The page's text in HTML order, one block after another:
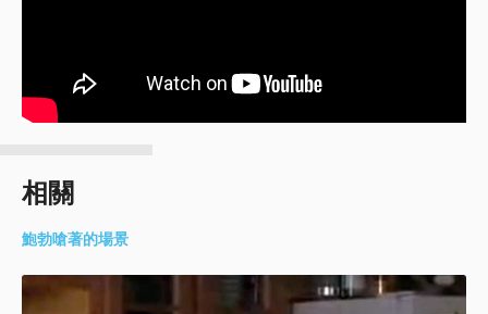
相關
鮑勃嗆著的場景